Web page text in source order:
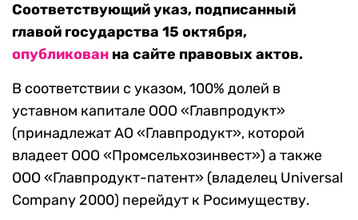
Соответствующий указ, подписанный
главой государства 15 октября,
опубликован на сайте правовых актов.
В соответствии с указом, 100% долей в
уставном капитале ООО «Главпродукт»
(принадлежат АО «Главпродукт», которой
владеет ООО «Промсельхoзинвест») а также
ООО «Главпродукт-патент» (владелец Universal
Company 2000) перейдут к Росимуществу.